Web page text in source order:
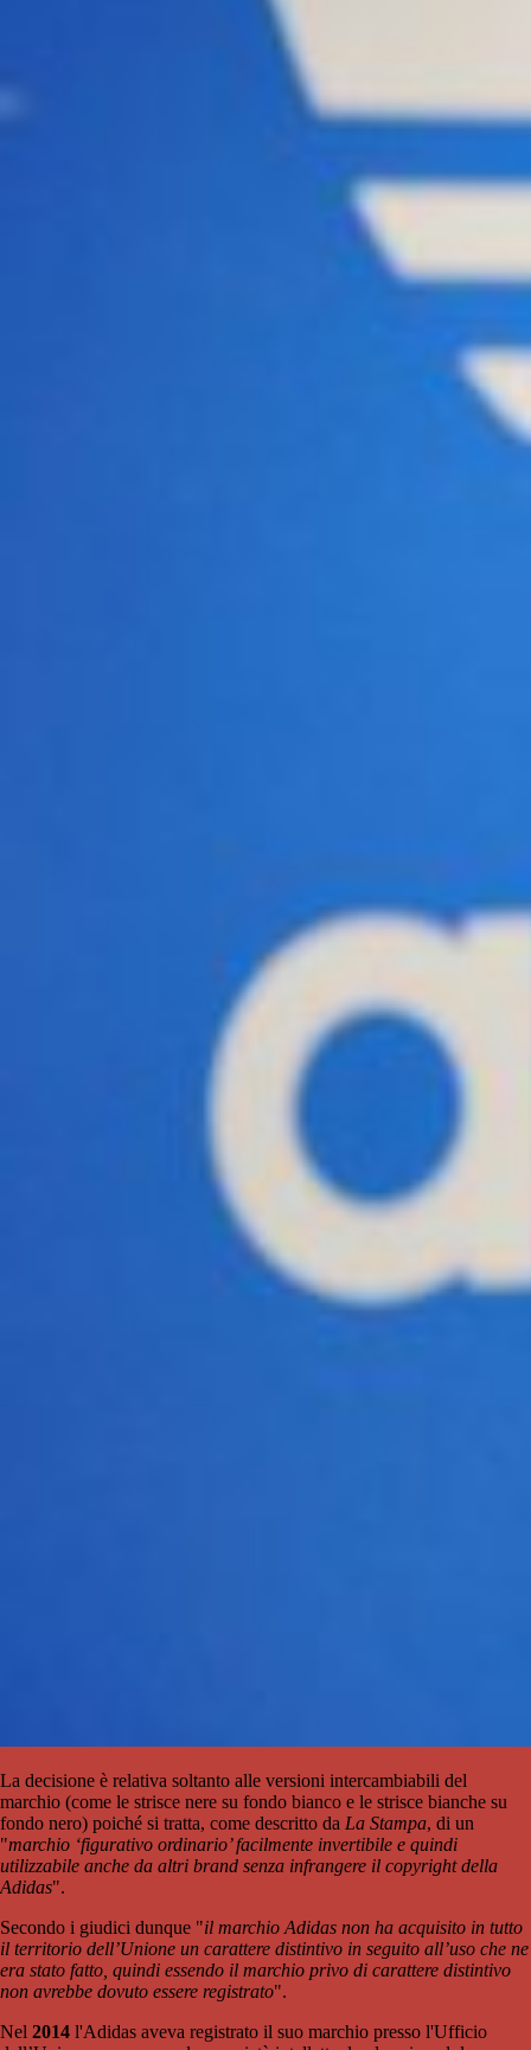
La decisione è relativa soltanto alle versioni intercambiabili del
marchio (come le strisce nere su fondo bianco e le strisce bianche su
fondo nero) poiché si tratta, come descritto da La Stampa, di un
"marchio ‘figurativo ordinario’ facilmente invertibile e quindi
utilizzabile anche da altri brand senza infrangere il copyright della
Adidas".
Secondo i giudici dunque "il marchio Adidas non ha acquisito in tutto
il territorio dell’Unione un carattere distintivo in seguito all’uso che ne
era stato fatto, quindi essendo il marchio privo di carattere distintivo
non avrebbe dovuto essere registrato".
Nel 2014 l'Adidas aveva registrato il suo marchio presso l'Ufficio